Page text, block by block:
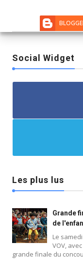
Social Widget
Les plus lus
Grande
de
Le
VOV,
grande finale du